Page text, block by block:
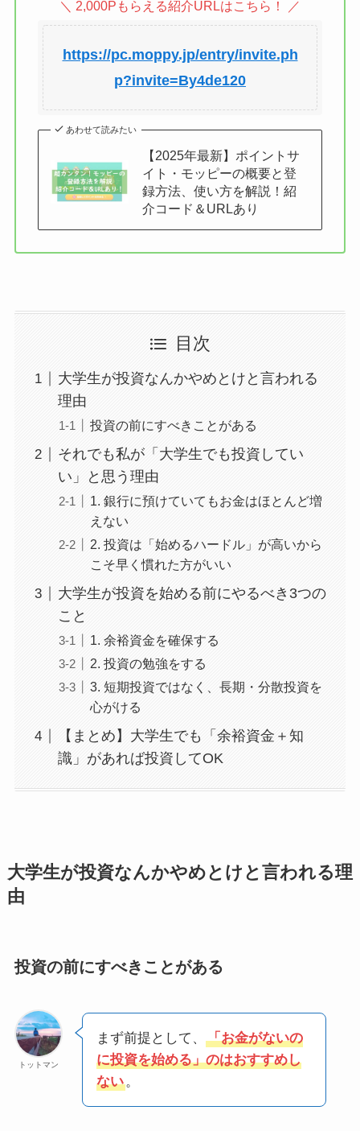
＼ 2,000Pもらえる紹介URLはこちら！ ／
https://pc.moppy.jp/entry/invite.ph
p?invite=By4de120
あわせて読みたい
【2025年最新】ポイントサ
イト・モッピーの概要と登
録方法、使い方を解説！紹
介コード＆URLあり
目次
大学生が投資なんかやめとけと言われる
理由
投資の前にすべきことがある
それでも私が「大学生でも投資してい
い」と思う理由
1. 銀行に預けていてもお金はほとんど増
えない
2. 投資は「始めるハードル」が高いから
こそ早く慣れた方がいい
大学生が投資を始める前にやるべき3つの
こと
1. 余裕資金を確保する
2. 投資の勉強をする
3. 短期投資ではなく、長期・分散投資を
心がける
【まとめ】大学生でも「余裕資金＋知
識」があれば投資してOK
大学生が投資なんかやめとけと言われる理
由
投資の前にすべきことがある
トットマン
まず前提として、
「お金がないの
に投資を始める」のはおすすめし
ない。